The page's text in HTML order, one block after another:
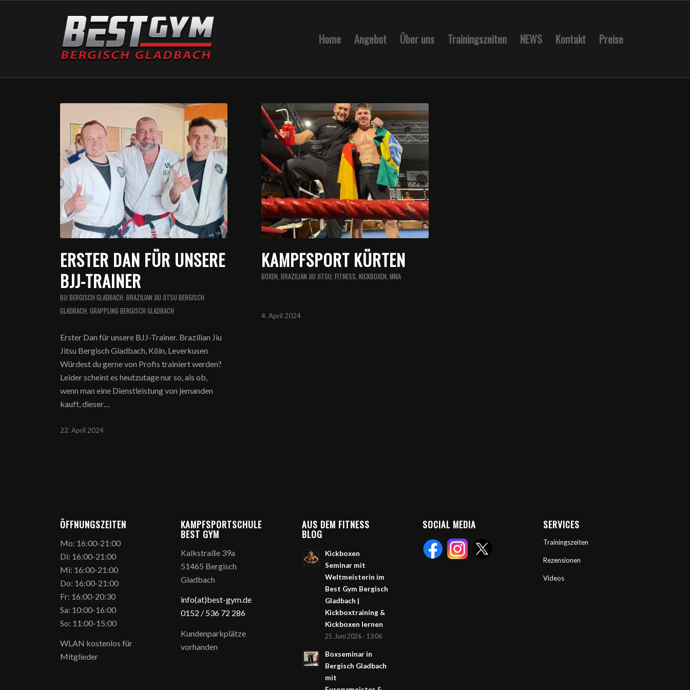
Home Angebot Über uns Trainingszeiten NEWS Kontakt Preise
ERSTER DAN FÜR UNSERE
BJJ-TRAINER
BJJ BERGISCH GLADBACH,BRAZILIAN JIU JITSU BERGISCH
GLADBACH,GRAPPLING BERGISCH GLADBACH
Erster Dan für unsere BJJ-Trainer. Brazilian Jiu
Jitsu Bergisch Gladbach, Köln, Leverkusen
Würdest du gerne von Profis trainiert werden?
Leider scheint es heutzutage nur so, als ob,
wenn man eine Dienstleistung von jemanden
kauft, dieser…
22. April 2024
KAMPFSPORT KÜRTEN
BOXEN,BRAZILIAN JIU JITSU,FITNESS,KICKBOXEN,MMA
4. April 2024
ÖFFNUNGSZEITEN
Mo: 16:00-21:00
Di: 16:00-21:00
Mi: 16:00-21:00
Do: 16:00-21:00
Fr: 16:00-20:30
Sa: 10:00-16:00
So: 11:00-15:00
WLAN kostenlos für
Mitglieder
KAMPFSPORTSCHULE
BEST GYM
Kalkstraße 39a
51465 Bergisch
Gladbach
info(at)best-gym.de
0152 / 536 72 286
Kundenparkplätze
vorhanden
AUS DEM FITNESS
BLOG
Kickboxen
Seminar mit
Weltmeisterin im
Best Gym Bergisch
Gladbach |
Kickboxtraining &
Kickboxen lernen
25. Juni 2026 - 13:06
Boxseminar in
Bergisch Gladbach
mit
SOCIAL MEDIA SERVICES
Trainingszeiten
Rezensionen
Videos